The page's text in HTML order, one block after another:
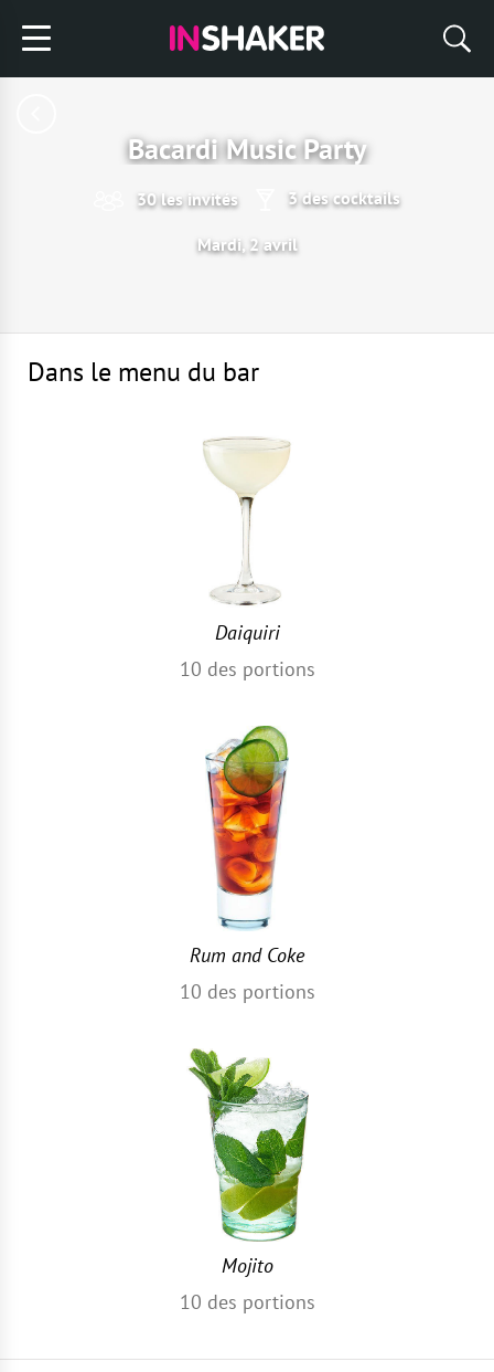
Bacardi Music Party
30 les invités 3 des cocktails
Mardi, 2 avril
Dans le menu du bar
Daiquiri
10 des portions
Rum and Coke
10 des portions
Mojito
10 des portions